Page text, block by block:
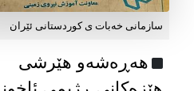
سازمانی خەبات ی كوردستانی ئێران
هەڕەشەو هێرشی